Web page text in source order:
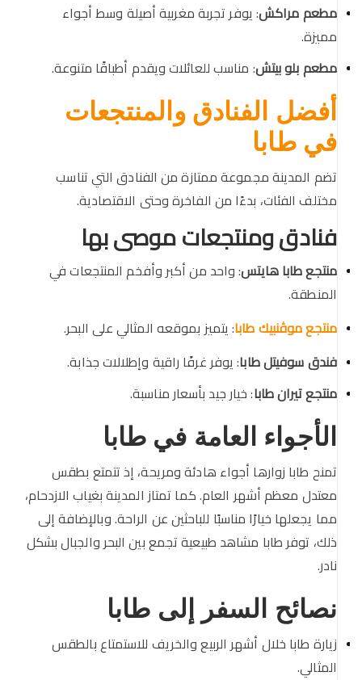
مطعم مراكش: يوفر تجربة مغربية أصيلة وسط أجواء
مميزة.
مطعم بلو بيتش: مناسب للعائلات ويقدم أطباقًا متنوعة.
أفضل الفنادق والمنتجعات
في طابا
تضم المدينة مجموعة ممتازة من الفنادق التي تناسب
مختلف الفئات، بدءًا من الفاخرة وحتى الاقتصادية.
فنادق ومنتجعات موصى بها
منتجع طابا هايتس: واحد من أكبر وأفخم المنتجعات في
المنطقة.
منتجع موڤنبيك طابا: يتميز بموقعه المثالي على البحر.
فندق سوفيتل طابا: يوفر غرفًا راقية وإطلالات جذابة.
منتجع تيران طابا: خيار جيد بأسعار مناسبة.
الأجواء العامة في طابا
تمنح طابا زوارها أجواء هادئة ومريحة، إذ تتمتع بطقس
معتدل معظم أشهر العام. كما تمتاز المدينة بغياب الازدحام،
مما يجعلها خيارًا مناسبًا للباحثين عن الراحة. وبالإضافة إلى
ذلك، توفر طابا مشاهد طبيعية تجمع بين البحر والجبال بشكل
نادر.
نصائح السفر إلى طابا
زيارة طابا خلال أشهر الربيع والخريف للاستمتاع بالطقس
المثالي.